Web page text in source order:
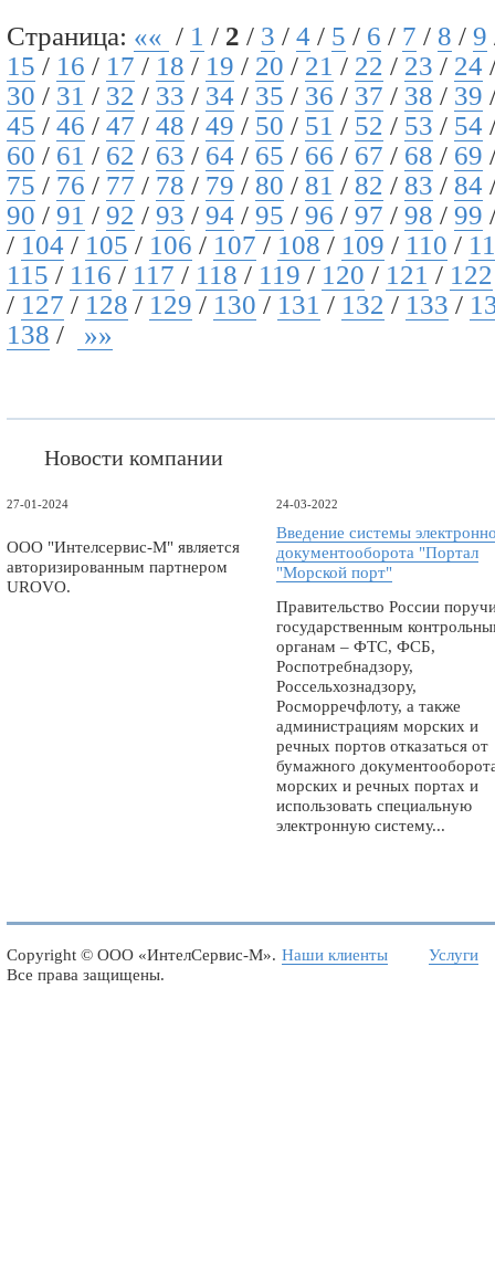
Страница: «« / 1 / 2 / 3 / 4 / 5 / 6 / 7 / 8 / 9
15 / 16 / 17 / 18 / 19 / 20 / 21 / 22 / 23 / 24
30 / 31 / 32 / 33 / 34 / 35 / 36 / 37 / 38 / 39
45 / 46 / 47 / 48 / 49 / 50 / 51 / 52 / 53 / 54
60 / 61 / 62 / 63 / 64 / 65 / 66 / 67 / 68 / 69
75 / 76 / 77 / 78 / 79 / 80 / 81 / 82 / 83 / 84
90 / 91 / 92 / 93 / 94 / 95 / 96 / 97 / 98 / 99
/ 104 / 105 / 106 / 107 / 108 / 109 / 110 /
115 / 116 / 117 / 118 / 119 / 120 / 121 / 122
/ 127 / 128 / 129 / 130 / 131 / 132 / 133 /
138 / »»
Новости компании
27-01-2024
ООО "Интелсервис-М" является
авторизированным партнером
UROVO.
24-03-2022
Введение системы
документооборота "Портал
"Морской порт"
Правительство России
государственным
органам – ФТС, ФСБ,
Роспотребнадзору,
Россельхознадзору,
Росморречфлоту, а также
администрациям морских и
речных портов отказаться от
бумажного
морских и речных портах и
использовать специальную
электронную систему...
Copyright © ООО «ИнтелСервис-М».
Все права защищены.
Наши клиенты Услуги